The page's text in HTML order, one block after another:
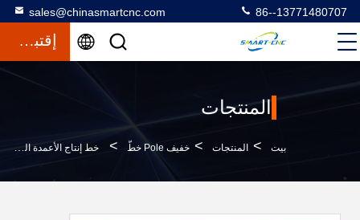
sales@chinasmartcnc.com 86--13771480707
إقتباس
المنتجات
بيت > المنتجات > خفيف Pole خطّ > خط إنتاج الأعمدة الخفيفة الأوتوماتيكية ، آلة لحام الأعمدة الخفيفة المثمنة